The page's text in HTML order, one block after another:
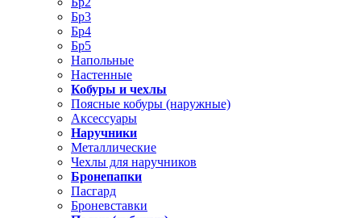
Бр3
Бр4
Бр5
Напольные
Настенные
Кобуры и чехлы
Поясные кобуры (наружные)
Аксессуары
Наручники
Металлические
Чехлы для наручников
Бронепапки
Пасгард
Броневставки